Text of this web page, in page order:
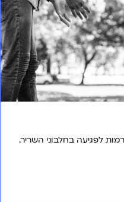
לפגיעה בחלבוני השריר.